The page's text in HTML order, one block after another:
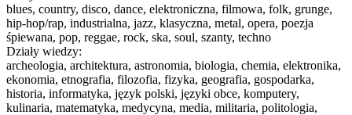
blues, country, disco, dance, elektroniczna, filmowa, folk, grunge,
hip-hop/rap, industrialna, jazz, klasyczna, metal, opera, poezja
śpiewana, pop, reggae, rock, ska, soul, szanty, techno
Działy wiedzy:
archeologia, architektura, astronomia, biologia, chemia, elektronika,
ekonomia, etnografia, filozofia, fizyka, geografia, gospodarka,
historia, informatyka, język polski, języki obce, komputery,
kulinaria, matematyka, medycyna, media, militaria, politologia,